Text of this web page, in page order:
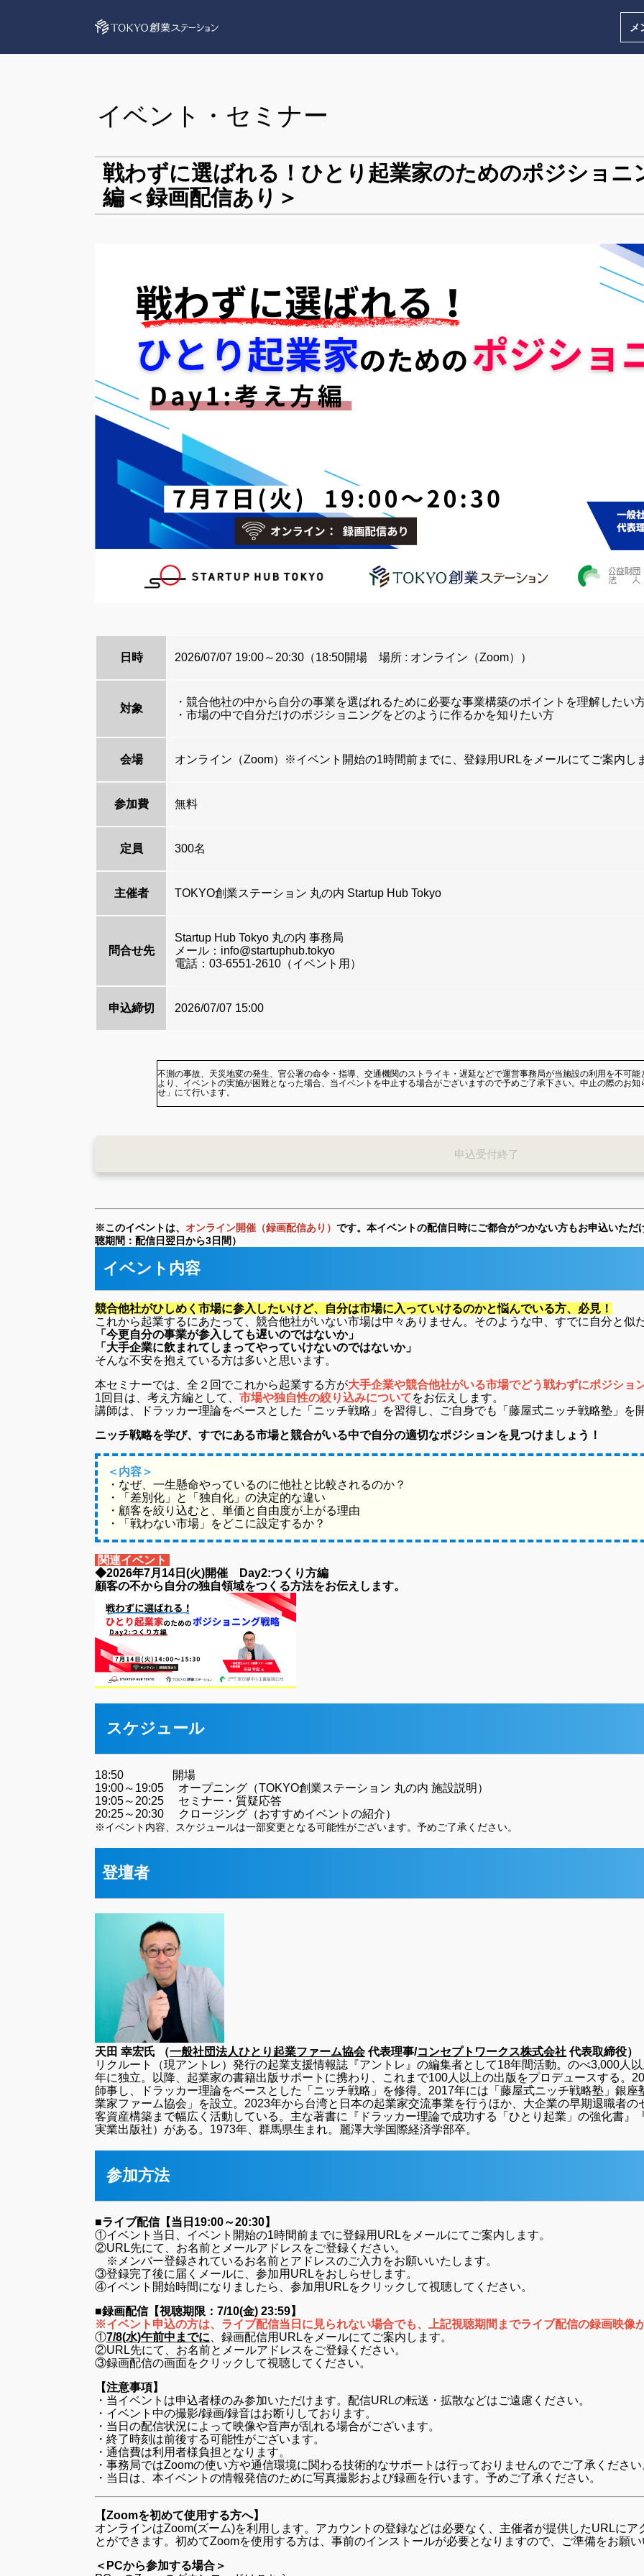
メ
イベント・セミナー
戦わずに選ばれる！ひとり起業家のためのポジショニ
編＜録画配信あり＞
日時 2026/07/07 19:00～20:30 （18:50開場 場所 : オンライン（Zoom））
対象
・競合他社の中から自分の事業を選ばれるために必要な事業構築のポイントを理解したい
・市場の中で自分だけのポジショニングをどのように作るかを知りたい方
会場 オンライン（Zoom）※イベント開始の1時間前までに、登録用URLをメールにてご案内し
参加費 無料
定員 300名
主催者 TOKYO創業ステーション 丸の内 Startup Hub Tokyo
問合せ先
Startup Hub Tokyo 丸の内 事務局
メール：info@startuphub.tokyo
電話：03-6551-2610（イベント用）
申込締切 2026/07/07 15:00
不測の事故、天災地変の発生、官公署の命令・指導、交通機関のストライキ・遅延などで運営事務局が当施設の利用を不可
より、イベントの実施が困難となった場合、当イベントを中止する場合がございますので予めご了承下さい。中止の際のお
せ」にて行います。
申込受付終了
※このイベントは、 オンライン開催（録画配信あり） です。本イベントの配信日時にご都合がつかない方もお申込いた
聴期間：配信日翌日から3日間）
イベント内容
競合他社がひしめく市場に参入したいけど、自分は市場に入っていけるのかと悩んでいる方、必見！
これから起業するにあたって、競合他社がいない市場は中々ありません。そのような中、すでに自分と似
「今更自分の事業が参入しても遅いのではないか」
「大手企業に飲まれてしまってやっていけないのではないか」
そんな不安を抱えている方は多いと思います。
本セミナーでは、全２回でこれから起業する方が大手企業や競合他社がいる市場でどう戦わずにポジショ
1回目は、考え方編として、 市場や独自性の絞り込みについてをお伝えします。
講師は、ドラッカー理論をベースとした「ニッチ戦略」を習得し、ご自身でも「藤屋式ニッチ戦略塾」を
ニッチ戦略を学び、すでにある市場と競合がいる中で自分の適切なポジションを見つけましょう！
＜内容＞
・なぜ、一生懸命やっているのに他社と比較されるのか？
・「差別化」と「独自化」の決定的な違い
・顧客を絞り込むと、単価と自由度が上がる理由
・「戦わない市場」をどこに設定するか？
関連イベント
◆2026年7月14日(火)開催 Day2:つくり方編
顧客の不から自分の独自領域をつくる方法をお伝えします。
スケジュール
18:50 開場
19:00～19:05 オープニング（TOKYO創業ステーション 丸の内 施設説明）
19:05～20:25 セミナー・質疑応答
20:25～20:30 クロージング（おすすめイベントの紹介）
※イベント内容、スケジュールは一部変更となる可能性がございます。予めご了承ください。
登壇者
天田 幸宏氏 （一般社団法人ひとり起業ファーム協会代表理事/コンセプトワークス株式会社代表取締役）
リクルート（現アントレ）発行の起業支援情報誌『アントレ』の編集者として18年間活動。のべ3,000人
年に独立。以降、起業家の書籍出版サポートに携わり、これまで100人以上の出版をプロデュースする。
師事し、ドラッカー理論をベースとした「ニッチ戦略」を修得。2017年には「藤屋式ニッチ戦略塾」銀
業家ファーム協会」を設立。2023年から台湾と日本の起業家交流事業を行うほか、大企業の早期退職者
客資産構築まで幅広く活動している。主な著書に『ドラッカー理論で成功する「ひとり起業」の強化書』
実業出版社）がある。1973年、群馬県生まれ。麗澤大学国際経済学部卒。
参加方法
■ライブ配信【当日19:00～20:30】
①イベント当日、イベント開始の1時間前までに登録用URLをメールにてご案内します。
②URL先にて、お名前とメールアドレスをご登録ください。
※メンバー登録されているお名前とアドレスのご入力をお願いいたします。
③登録完了後に届くメールに、参加用URLをおしらせします。
④イベント開始時間になりましたら、参加用URLをクリックして視聴してください。
■録画配信【視聴期限：7/10(金) 23:59】
※イベント申込の方は、ライブ配信当日に見られない場合でも、上記視聴期間までライブ配信の録画映像
①7/8(水)午前中までに 、録画配信用URLをメールにてご案内します。
②URL先にて、お名前とメールアドレスをご登録ください。
③録画配信の画面をクリックして視聴してください。
【注意事項】
・当イベントは申込者様のみ参加いただけます。配信URLの転送・拡散などはご遠慮ください。
・イベント中の撮影/録画/録音はお断りしております。
・当日の配信状況によって映像や音声が乱れる場合がございます。
・終了時刻は前後する可能性がございます。
・通信費は利用者様負担となります。
・事務局ではZoomの使い⽅や通信環境に関わる技術的なサポートは⾏っておりませんのでご了承ください
・当日は、本イベントの情報発信のために写真撮影および録画を行います。予めご了承ください。
【Zoomを初めて使用する方へ】
オンラインはZoom(ズーム)を利用します。アカウントの登録などは必要なく、主催者が提供したURLにア
とができます。初めてZoomを使用する方は、事前のインストールが必要となりますので、ご準備をお願い
＜PCから参加する場合＞